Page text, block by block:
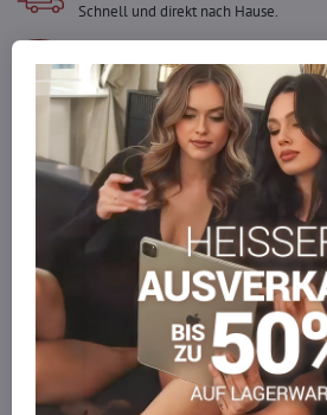
Schnell und direkt nach Hause.
Gesicherte Online-Zahlungen
Ware auf Lager
Wir versenden sofort
Werden Sie Teil von everlady
Werden Sie Teil von everlady und
Mitgliedervorteil
bei jedem Einkauf.
Der Vorteil wird automatisch im
Möchten Sie mehr
auf Lager haben?
Zögern Sie nicht, uns zu kontaktieren, wir
wieder auf!